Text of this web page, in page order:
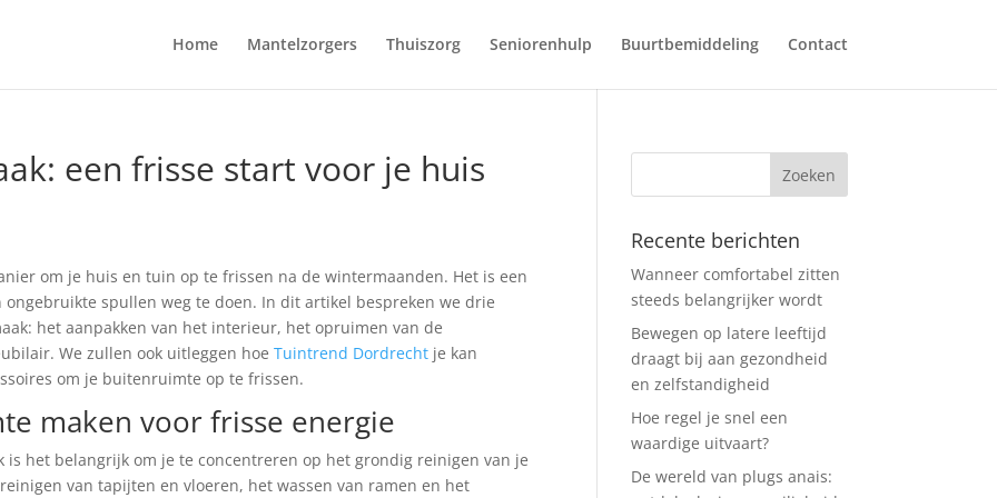
Home Mantelzorgers Thuiszorg Seniorenhulp Buurtbemiddeling Contact
een frisse start voor je huis
om je huis en tuin op te frissen na de wintermaanden. Het is een
spullen weg te doen. In dit artikel bespreken we drie
het aanpakken van het interieur, het opruimen van de
We zullen ook uitleggen hoeTuintrend Dordrecht je kan
om je buitenruimte op te frissen.
maken voor frisse energie
is het belangrijk om je te concentreren op het grondig reinigen van je
van tapijten en vloeren, het wassen van ramen en het
Recente berichten
Wanneer comfortabel zitten
steeds belangrijker wordt
Bewegen op latere leeftijd
draagt bij aan gezondheid
en zelfstandigheid
Hoe regel je snel een
waardige uitvaart?
De wereld van plugs anais: